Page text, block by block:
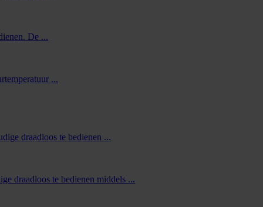
De ...
...
draadloos te bedienen ...
draadloos te bedienen middels ...